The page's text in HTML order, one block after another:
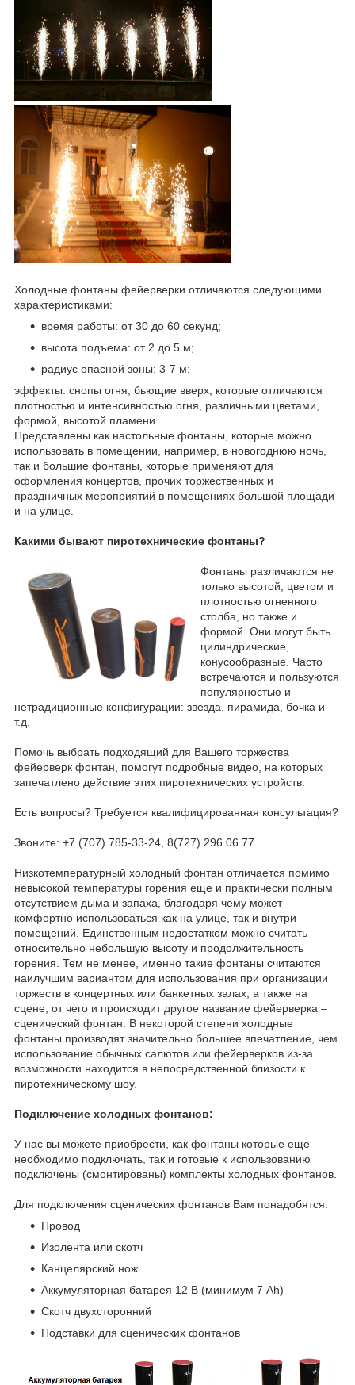
Холодные фонтаны фейерверки отличаются следующими
характеристиками:
время работы: от 30 до 60 секунд;
высота подъема: от 2 до 5 м;
радиус опасной зоны: 3-7 м;
эффекты: снопы огня, бьющие вверх, которые отличаются
плотностью и интенсивностью огня, различными цветами,
формой, высотой пламени.
Представлены как настольные фонтаны, которые можно
использовать в помещении, например, в новогоднюю ночь,
так и большие фонтаны, которые применяют для
оформления концертов, прочих торжественных и
праздничных мероприятий в помещениях большой площади
и на улице.
Какими бывают пиротехнические фонтаны?
Фонтаны различаются не
только высотой, цветом и
плотностью огненного
столба, но также и
формой. Они могут быть
цилиндрические,
конусообразные. Часто
встречаются и пользуются
популярностью и
нетрадиционные конфигурации: звезда, пирамида, бочка и
т.д.
Помочь выбрать подходящий для Вашего торжества
фейерверк фонтан, помогут подробные видео, на которых
запечатлено действие этих пиротехнических устройств.
Есть вопросы? Требуется квалифицированная консультация?
Звоните: +7 (707) 785-33-24, 8(727) 296 06 77
Низкотемпературный холодный фонтан отличается помимо
невысокой температуры горения еще и практически полным
отсутствием дыма и запаха, благодаря чему может
комфортно использоваться как на улице, так и внутри
помещений. Единственным недостатком можно считать
относительно небольшую высоту и продолжительность
горения. Тем не менее, именно такие фонтаны считаются
наилучшим вариантом для использования при организации
торжеств в концертных или банкетных залах, а также на
сцене, от чего и происходит другое название фейерверка –
сценический фонтан. В некоторой степени холодные
фонтаны производят значительно большее впечатление, чем
использование обычных салютов или фейерверков из-за
возможности находится в непосредственной близости к
пиротехническому шоу.
Подключение холодных фонтанов:
У нас вы можете приобрести, как фонтаны которые еще
необходимо подключать, так и готовые к использованию
подключены (смонтированы) комплекты холодных фонтанов.
Для подключения сценических фонтанов Вам понадобятся:
Провод
Изолента или скотч
Канцелярский нож
Аккумуляторная батарея 12 В (минимум 7 Ah)
Скотч двухсторонний
Подставки для сценических фонтанов